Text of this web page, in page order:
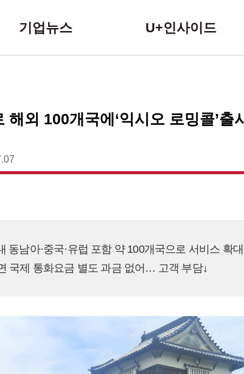
기업뉴스 U+인사이드
외 100개국에‘익시오 로밍콜’출시
동남아·중국·유럽 포함 약 100개국으로 서비스 확
국제 통화요금 별도 과금 없어… 고객 부담↓